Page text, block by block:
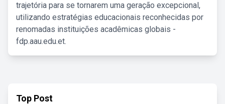
trajetória para se tornarem uma geração excepcional,
utilizando estratégias educacionais reconhecidas por
renomadas instituições acadêmicas globais -
fdp.aau.edu.et.
Top Post